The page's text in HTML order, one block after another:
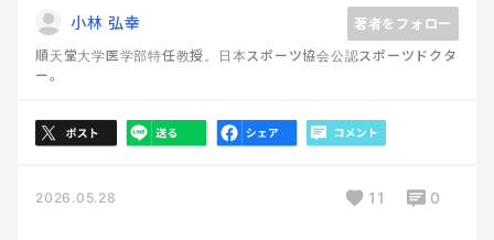
小林 弘幸
著者をフォロー
順天堂大学医学部特任教授。日本スポーツ協会公認スポーツドクタ
ー。
2026.05.28 11 0